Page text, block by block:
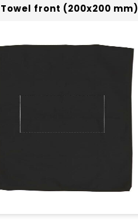
Towel front (200x200 mm)